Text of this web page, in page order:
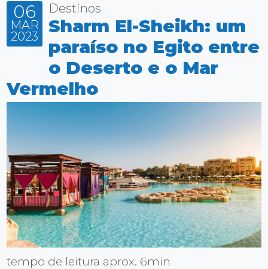
06
MAR
2023
Destinos
Sharm El-Sheikh: um
paraíso no Egito entre
o Deserto e o Mar
Vermelho
tempo de leitura aprox. 6min